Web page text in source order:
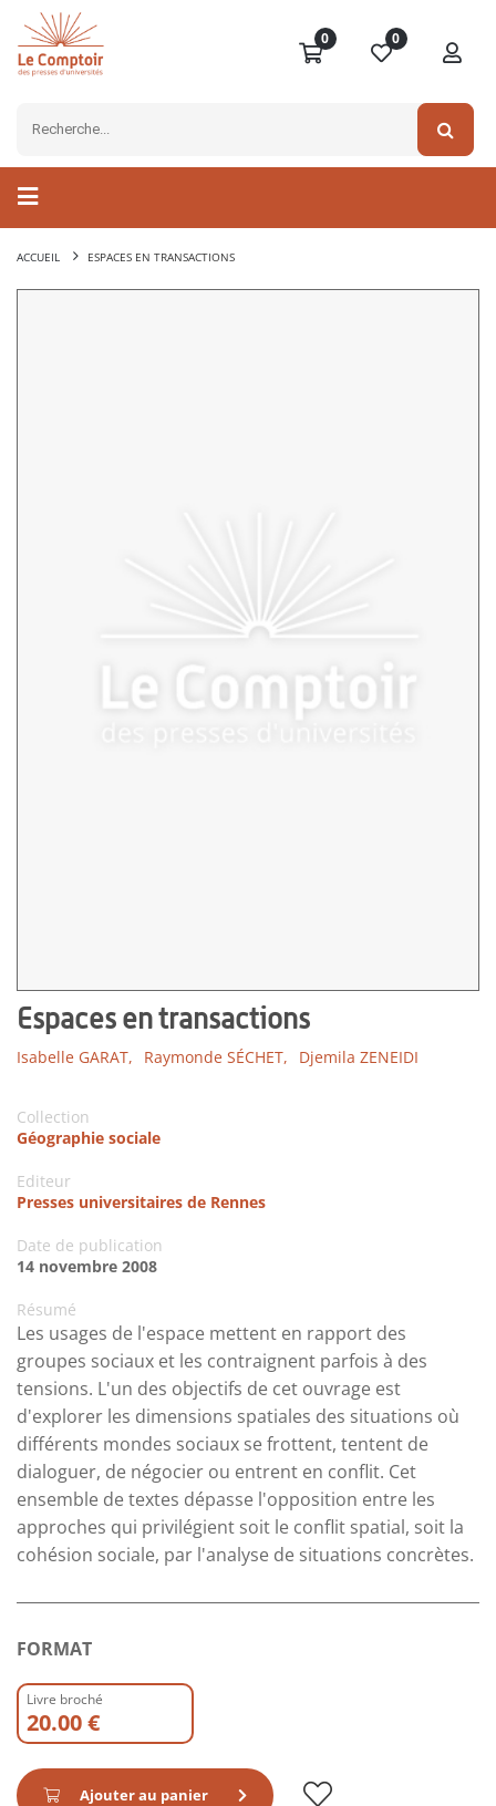
0 0
ACCUEIL ESPACES EN TRANSACTIONS
Espaces en transactions
Isabelle GARAT, Raymonde SÉCHET, Djemila ZENEIDI
Collection
Géographie sociale
Editeur
Presses universitaires de Rennes
Date de publication
14 novembre 2008
Résumé
Les usages de l'espace mettent en rapport des
groupes sociaux et les contraignent parfois à des
tensions. L'un des objectifs de cet ouvrage est
d'explorer les dimensions spatiales des situations où
différents mondes sociaux se frottent, tentent de
dialoguer, de négocier ou entrent en conﬂit. Cet
ensemble de textes dépasse l'opposition entre les
approches qui privilégient soit le conﬂit spatial, soit la
cohésion sociale, par l'analyse de situations concrètes.
FORMAT
Livre broché
20.00 €
Ajouter au panier